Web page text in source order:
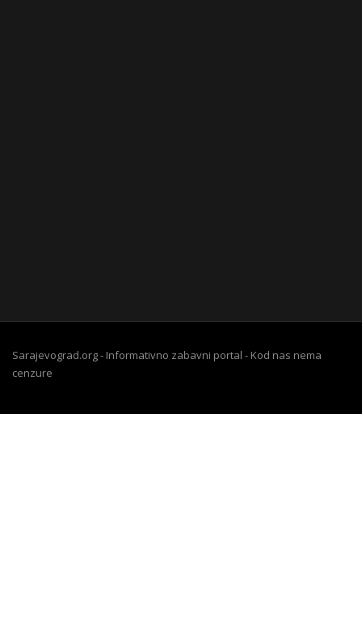
Sarajevograd.org - Informativno zabavni portal - Kod nas nema
cenzure